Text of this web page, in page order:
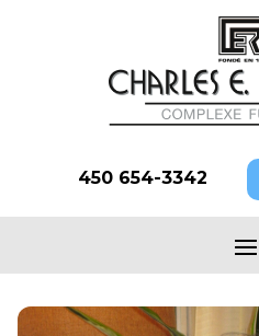
450 654-3342